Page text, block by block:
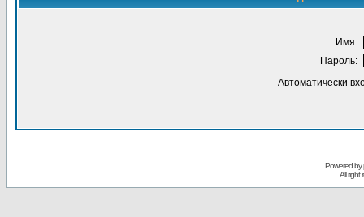
Имя:
Пароль:
Автоматически
Powered
All right